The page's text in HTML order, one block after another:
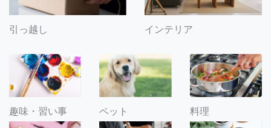
引っ越し インテリア
趣味・習い事 ペット 料理